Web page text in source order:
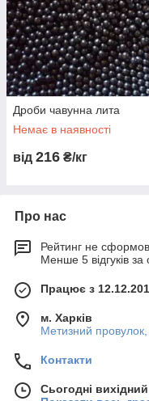
Дроби чавунна лита
Немає в наявності
від 216 ₴/кг
Про нас
Рейтинг не
Менше 5 відгуків за
Працює з
м. Харків
Метизний провулок,
Контакти
Сьогодні вихідний